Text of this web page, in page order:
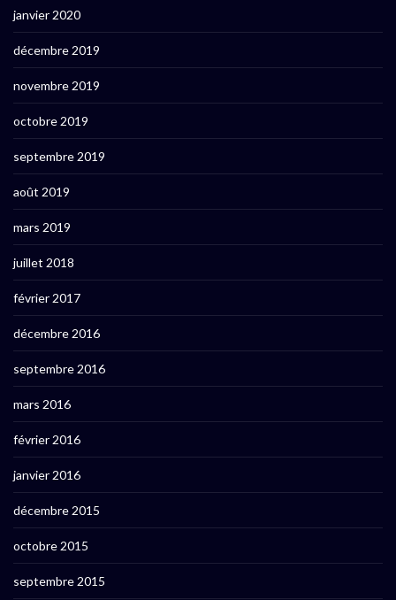
janvier 2020
décembre 2019
novembre 2019
octobre 2019
septembre 2019
août 2019
mars 2019
juillet 2018
février 2017
décembre 2016
septembre 2016
mars 2016
février 2016
janvier 2016
décembre 2015
octobre 2015
septembre 2015